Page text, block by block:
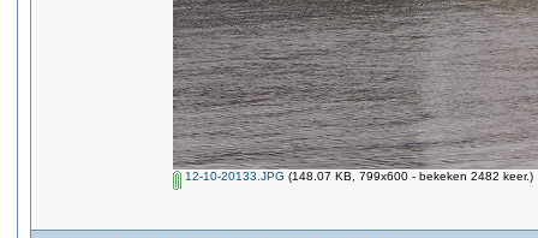
12-10-20133.JPG (148.07 KB, 799x600 - bekeken 2482 keer.)